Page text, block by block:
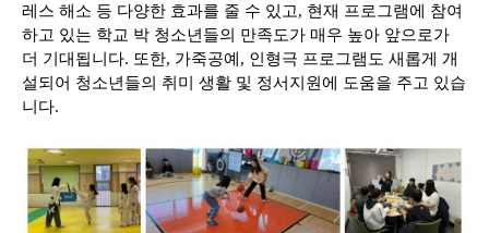
레스 해소 등 다양한 효과를 줄 수 있고, 현재 프로그램에 참여
하고 있는 학교 박 청소년들의 만족도가 매우 높아 앞으로가
더 기대됩니다. 또한, 가죽공예, 인형극 프로그램도 새롭게 개
설되어 청소년들의 취미 생활 및 정서지원에 도움을 주고 있습
니다.